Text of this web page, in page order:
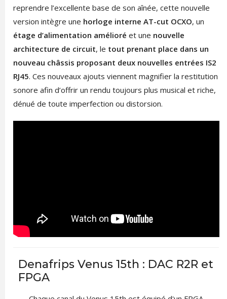
reprendre l’excellente base de son aînée, cette nouvelle
version intègre une horloge interne AT-cut OCXO, un
étage d’alimentation amélioré et une nouvelle
architecture de circuit, le tout prenant place dans un
nouveau châssis proposant deux nouvelles entrées IS2
RJ45. Ces nouveaux ajouts viennent magnifier la restitution
sonore afin d’offrir un rendu toujours plus musical et riche,
dénué de toute imperfection ou distorsion.
Denafrips Venus 15th : DAC R2R et
FPGA